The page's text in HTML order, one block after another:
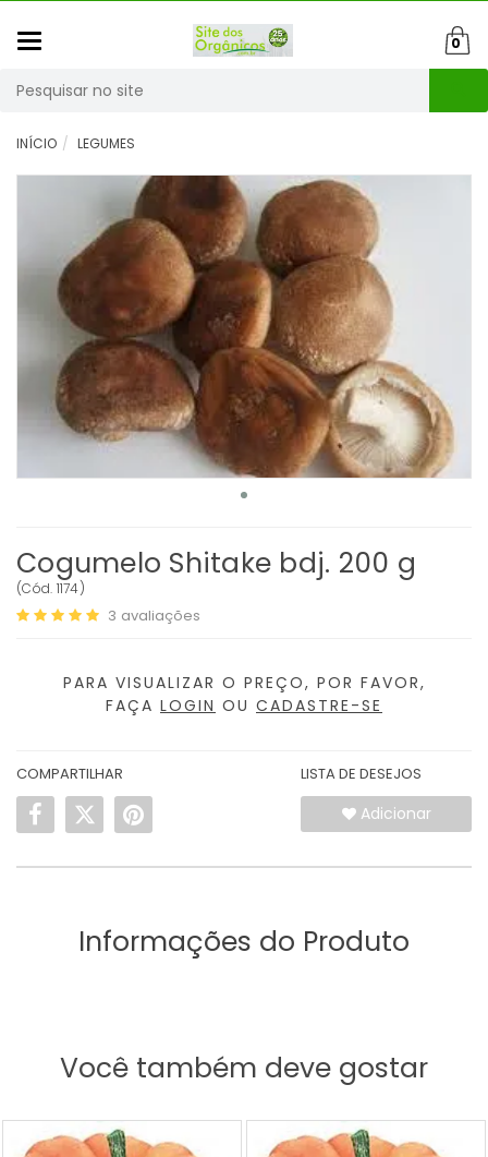
0
INÍCIO LEGUMES
Cogumelo Shitake bdj. 200 g
(Cód. 1174)
3 avaliações
PARA VISUALIZAR O PREÇO, POR FAVOR,
FAÇA LOGIN OU CADASTRE-SE
COMPARTILHAR LISTA DE DESEJOS
Adicionar
Informações do Produto
Você também deve gostar